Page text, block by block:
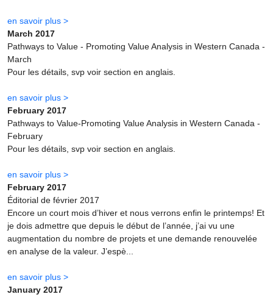
en savoir plus >
March 2017
Pathways to Value - Promoting Value Analysis in Western Canada -
March
Pour les détails, svp voir section en anglais.
en savoir plus >
February 2017
Pathways to Value-Promoting Value Analysis in Western Canada -
February
Pour les détails, svp voir section en anglais.
en savoir plus >
February 2017
Éditorial de février 2017
Encore un court mois d’hiver et nous verrons enfin le printemps! Et
je dois admettre que depuis le début de l’année, j’ai vu une
augmentation du nombre de projets et une demande renouvelée
en analyse de la valeur. J’espè...
en savoir plus >
January 2017